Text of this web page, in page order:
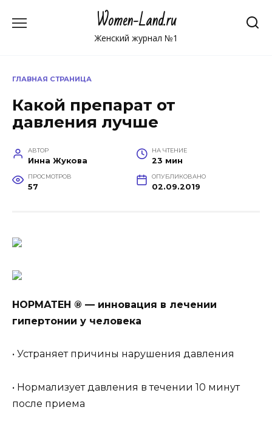
Women-Land.ru
Женский журнал №1
ГЛАВНАЯ СТРАНИЦА
Какой препарат от
давления лучше
АВТОР
Инна Жукова
НА ЧТЕНИЕ
23 мин
ПРОСМОТРОВ
57
ОПУБЛИКОВАНО
02.09.2019
НОРМАТЕН ® — инновация в лечении
гипертонии у человека
• Устраняет причины нарушения давления
• Нормализует давления в течении 10 минут
после приема